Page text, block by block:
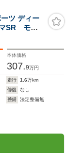
ツ ディー
SR モカ
本体価格
307.9万円
走行 1.6万km
修復
なし
整備
法定整備無